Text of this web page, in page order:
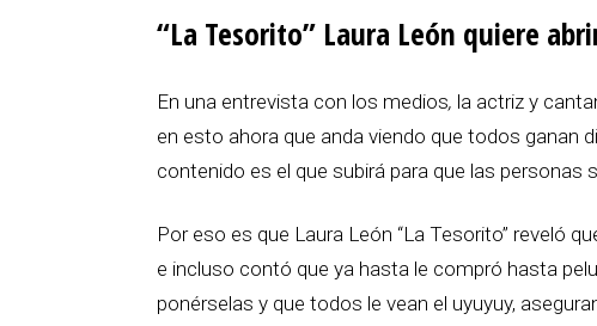
“La Tesorito” Laura León quiere
En una entrevista con los medios, la actriz y
en esto ahora que anda viendo que todos ganan
contenido es el que subirá para que las personas
Por eso es que Laura León “La Tesorito” reveló
e incluso contó que ya hasta le compró hasta
ponérselas y que todos le vean el uyuyuy,